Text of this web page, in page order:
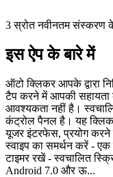
3 स्रोत नवीनतम संस्करण
इस ऐप के बारे में
ऑटो क्लिकर आपके द्वारा
टैप करने में आपकी
आवश्यकता नहीं है।
कंट्रोल पैनल है। यह क्लिक
यूजर इंटरफेस, प्रयोग करने
स्वाइप का समर्थन करें -
टाइमर रखें - स्वचालित
Android 7.0 और ऊ...